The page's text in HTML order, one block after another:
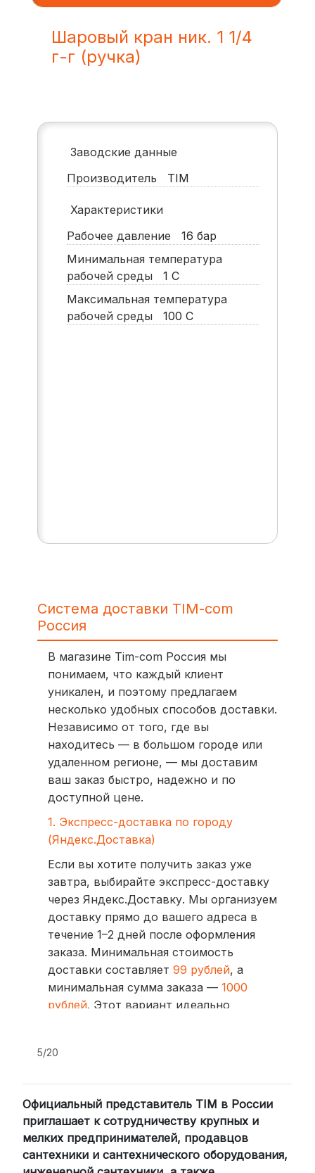
Шаровый кран ник. 1 1/4
г-г (ручка)
Заводские данные
Производитель
TIM
Характеристики
Рабочее давление
16 бар
Минимальная температура
рабочей среды
1 С
Максимальная температура
рабочей среды
100 С
Система доставки TIM-com
Россия
В магазине Tim-com Россия мы
понимаем, что каждый клиент
уникален, и поэтому предлагаем
несколько удобных способов доставки.
Независимо от того, где вы
находитесь — в большом городе или
удаленном регионе, — мы доставим
ваш заказ быстро, надежно и по
доступной цене.
1. Экспресс-доставка по городу
(Яндекс.Доставка)
Если вы хотите получить заказ уже
завтра, выбирайте экспресс-доставку
через Яндекс.Доставку. Мы организуем
доставку прямо до вашего адреса в
течение 1–2 дней после оформления
заказа. Минимальная стоимость
доставки составляет 99 рублей, а
минимальная сумма заказа — 1000
рублей. Этот вариант идеально
компании (СДЭК, BoxBerry, DPD)
Для клиентов из других регионов
России мы сотрудничаем с
проверенными транспортными
компаниями:
5/20
Официальный представитель TIM в России
приглашает к сотрудничеству крупных и
мелких предпринимателей, продавцов
сантехники и сантехнического оборудования,